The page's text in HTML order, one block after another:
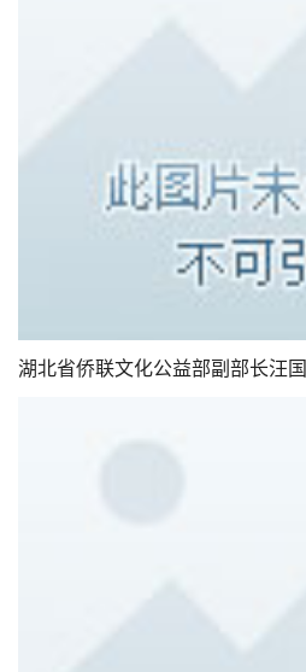
湖北省侨联文化公益部副部长汪